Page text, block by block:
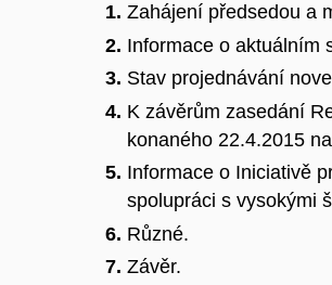
Zahájení předsedou a
Informace o aktuálním
Stav projednávání
K závěrům zasedání
konaného 22.4.2015
Informace o Iniciativě
spolupráci s vysokými
Různé.
Závěr.